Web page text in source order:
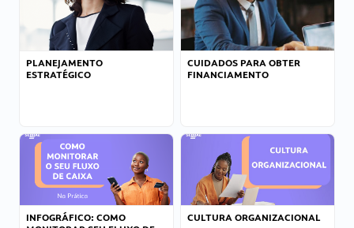
PLANEJAMENTO
ESTRATÉGICO
CUIDADOS PARA OBTER
FINANCIAMENTO
INFOGRÁFICO: COMO
CULTURA ORGANIZACIONAL